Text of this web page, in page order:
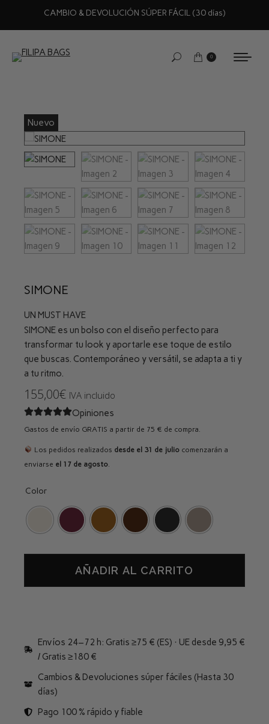
CAMBIO & DEVOLUCIÓN SÚPER FÁCIL (30 días)
0
Nuevo
SIMONE
UN MUST HAVE
SIMONE es un bolso con el diseño perfecto para
transformar tu look y aportarle ese toque de estilo
que buscas. Contemporáneo y versátil, se adapta a ti y
a tu ritmo.
155,00€ IVA incluido
Opiniones
Gastos de envío GRATIS a partir de 75 € de compra.
Los pedidos realizados desde el 31 de juliocomenzarán a
enviarse el 17 de agosto.
Color
AÑADIR AL CARRITO
Envíos 24–72 h: Gratis ≥75 € (ES) · UE desde 9,95 €
/ Gratis ≥180 €
Cambios & Devoluciones súper fáciles (Hasta 30
días)
Pago 100 % rápido y fiable